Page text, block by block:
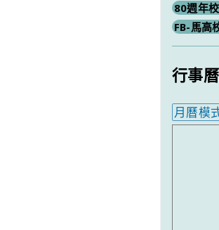
80週年
FB-馬高
行事曆
月曆模